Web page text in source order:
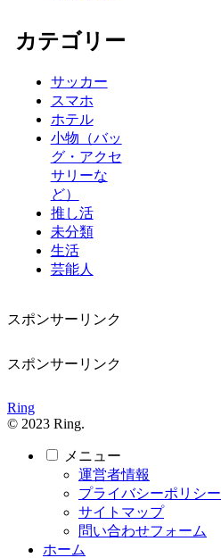
カテゴリー
サッカー
スマホ
ホテル
小物（バッ
グ・アクセ
サリーな
ど）
推し活
未分類
生活
芸能人
スポンサーリンク
スポンサーリンク
Ring
© 2023 Ring.
メニュー
運営者情報
プライバシーポリシー
サイトマップ
問い合わせフォーム
ホーム